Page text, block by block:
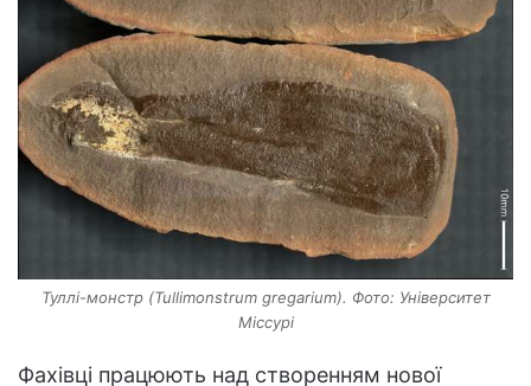
Туллі-монстр (Tullimonstrum gregarium). Фото: Університет
Міссурі
Фахівці працюють над створенням нової